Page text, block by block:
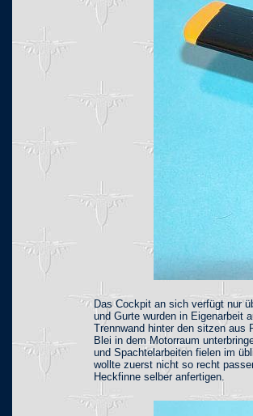
Das Cockpit an sich verfügt nur
und Gurte wurden in Eigenarbeit
Trennwand hinter den sitzen aus
Blei in dem Motorraum
und Spachtelarbeiten fielen im
wollte zuerst nicht so recht
Heckfinne selber anfertigen.